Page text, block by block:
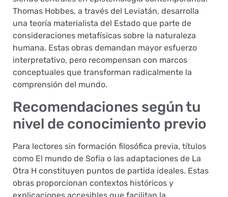
Thomas Hobbes, a través del Leviatán, desarrolla
una teoría materialista del Estado que parte de
consideraciones metafísicas sobre la naturaleza
humana. Estas obras demandan mayor esfuerzo
interpretativo, pero recompensan con marcos
conceptuales que transforman radicalmente la
comprensión del mundo.
Recomendaciones según tu
nivel de conocimiento previo
Para lectores sin formación filosófica previa, títulos
como El mundo de Sofía o las adaptaciones de La
Otra H constituyen puntos de partida ideales. Estas
obras proporcionan contextos históricos y
explicaciones accesibles que facilitan la